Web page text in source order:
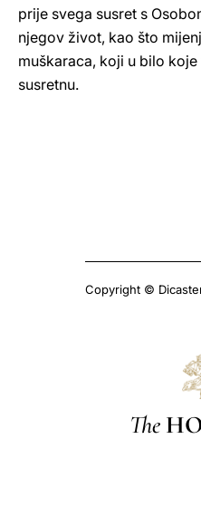
prije svega susret s
njegov život, kao što
muškaraca, koji u bilo
susretnu.
Copyright ©
The